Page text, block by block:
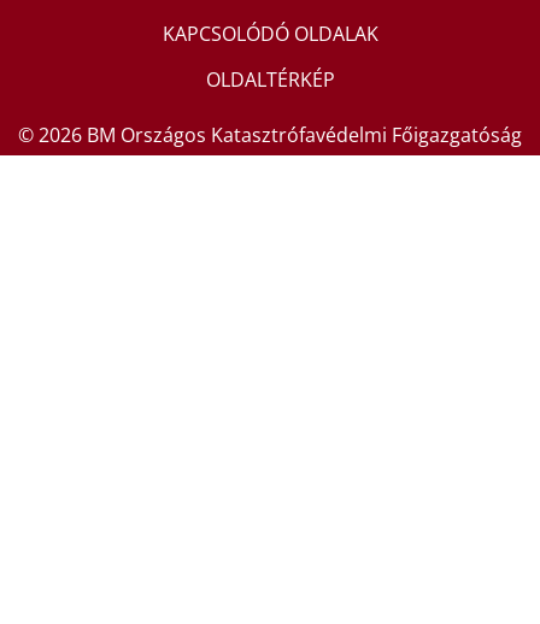
KAPCSOLÓDÓ OLDALAK
OLDALTÉRKÉP
© 2026 BM Országos Katasztrófavédelmi Főigazgatóság